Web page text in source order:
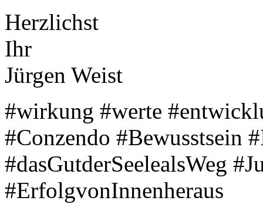
Herzlichst
Ihr
Jürgen Weist
#wirkung #werte
#Conzendo #Bewusstsein
#dasGutderSeelealsWeg
#ErfolgvonInnenheraus